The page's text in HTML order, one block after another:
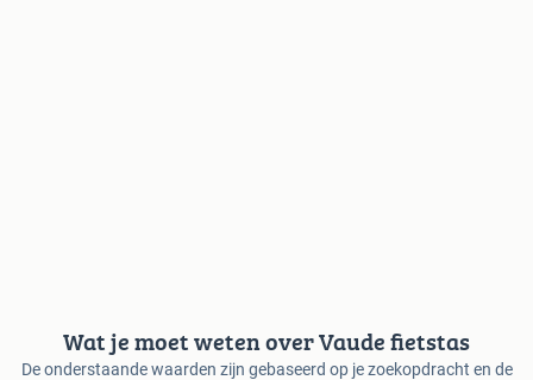
Wat je moet weten over Vaude fietstas
De onderstaande waarden zijn gebaseerd op je zoekopdracht en de